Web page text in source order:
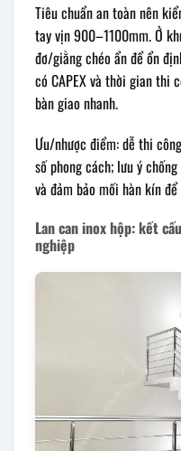
Tiêu chuẩn an toàn nên
tay vịn 900–1100mm. Ở
đơ/giằng chéo ẩn để ổn
có CAPEX và thời gian thi
bàn giao nhanh.
Ưu/nhược điểm: dễ thi
số phong cách; lưu ý
và đảm bảo mối hàn kín
Lan can inox hộp: kết
nghiệp